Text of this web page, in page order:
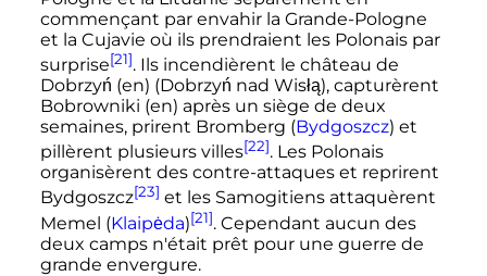
commençant par envahir la Grande-Pologne
et la Cujavie où ils prendraient les Polonais par
surprise[21]. Ils incendièrent le château de
Dobrzyń (en) (Dobrzyń nad Wisłą), capturèrent
Bobrowniki (en) après un siège de deux
semaines, prirent Bromberg (Bydgoszcz) et
pillèrent plusieurs villes[22]. Les Polonais
organisèrent des contre-attaques et reprirent
Bydgoszcz[23] et les Samogitiens attaquèrent
Memel (Klaipėda)[21]. Cependant aucun des
deux camps n'était prêt pour une guerre de
grande envergure.